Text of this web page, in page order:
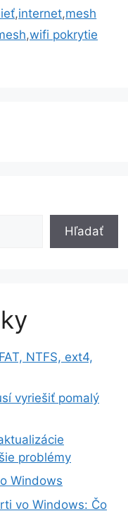
,internet,mesh
,wifi pokrytie
Hľadať
NTFS, ext4,
vyriešiť pomalý
problémy
Windows
vo Windows: Čo